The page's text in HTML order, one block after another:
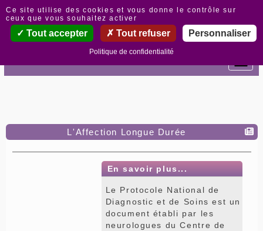
L'Affection Longue Durée
En savoir plus...
Le Protocole National de
Diagnostic et de Soins est un
document établi par les
neurologues du Centre de
Panneau de gestion des cookies
Ce site utilise des cookies et vous donne le contrôle sur
ceux que vous souhaitez activer
Tout accepter Tout refuser Personnaliser
Politique de confidentialité